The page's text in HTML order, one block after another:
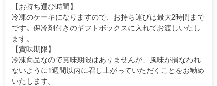
【お持ち運び時間】
冷凍のケーキになりますので、お持ち運びは最大2時間まで
です。保冷剤付きのギフトボックスに入れてお渡しいたし
ます。
【賞味期限】
冷凍商品なので賞味期限はありませんが、風味が損なわれ
ないように1週間以内に召し上がっていただくことをお勧め
いたします。